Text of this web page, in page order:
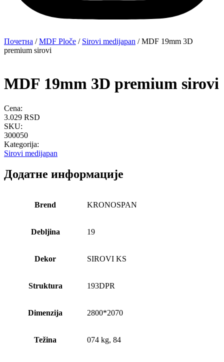
Почетна /MDF Ploče / Sirovi medijapan / MDF 19mm 3D
premium sirovi
MDF 19mm 3D premium sirovi
Cena:
3.029 RSD
SKU:
300050
Kategorija:
Sirovi medijapan
Додатне информације
Brend KRONOSPAN
Debljina 19
Dekor SIROVI KS
Struktura 193DPR
Dimenzija 2800*2070
Težina 074 kg, 84